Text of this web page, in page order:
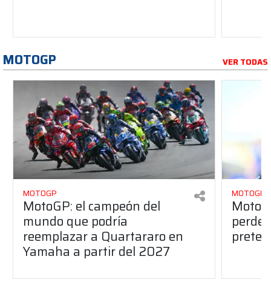
MOTOGP VER TODAS
MOTOGP
MotoGP: el campeón del
mundo que podría
reemplazar a Quartararo en
Yamaha a partir del 2027
MOTOGP